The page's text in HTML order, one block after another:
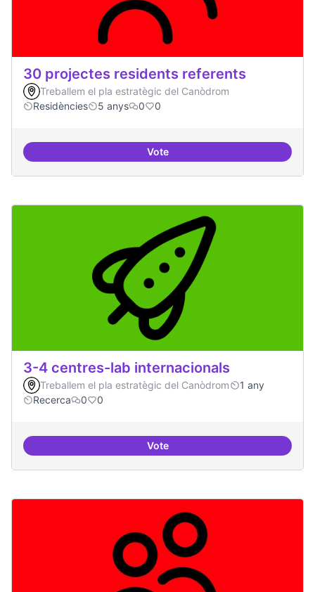
30 projectes residents referents
Treballem el pla estratègic del Canòdrom
Residències
5 anys 0 0
Vote30 projectes residents referents
3-4 centres-lab internacionals
Treballem el pla estratègic del Canòdrom
1 any
Recerca
0 0
Vote3-4 centres-lab internacionals